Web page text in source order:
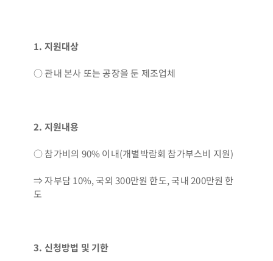
1. 지원대상
○ 관내 본사 또는 공장을 둔 제조업체
2. 지원내용
○ 참가비의 90% 이내(개별박람회 참가부스비 지원)
⇒ 자부담 10%, 국외 300만원 한도, 국내 200만원 한
도
3. 신청방법 및 기한